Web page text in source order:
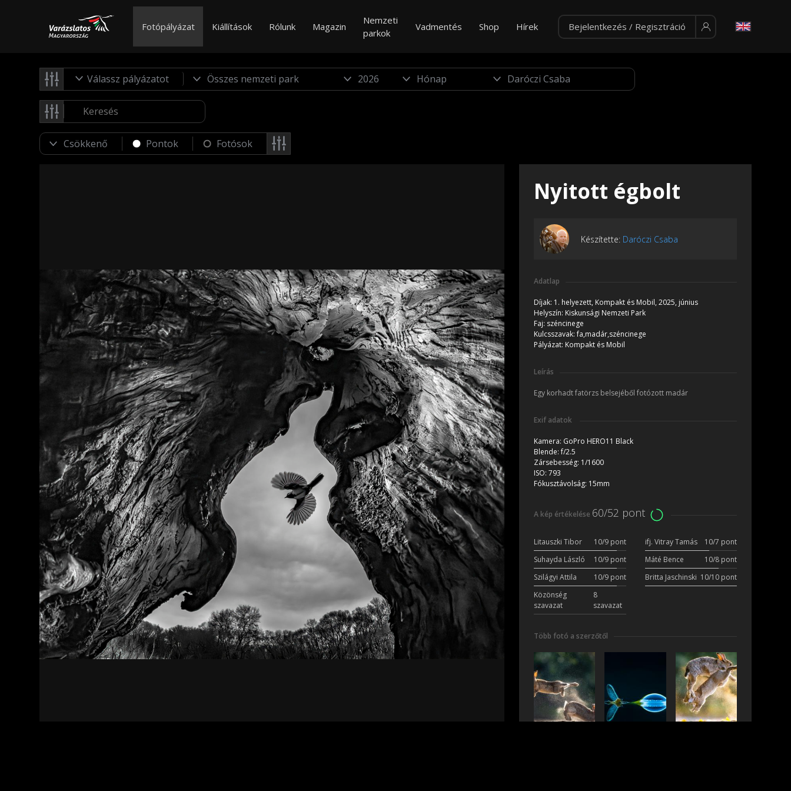
Fotópályázat Kiállítások Rólunk Magazin
Nemzeti
parkok
Vadmentés Shop Hírek Bejelentkezés / Regisztráció
Válassz pályázatot
Pontok Fotósok
Nyitott égbolt
Készítette: Daróczi Csaba
Adatlap
Díjak: 1. helyezett, Kompakt és Mobil, 2025, június
Helyszín: Kiskunsági Nemzeti Park
Faj: széncinege
Kulcsszavak:fa,madár,széncinege
Pályázat: Kompakt és Mobil
Leírás
Egy korhadt fatörzs belsejéből fotózott madár
Exif adatok
Kamera: GoPro HERO11 Black
Blende:f/2.5
Zársebesség: 1/1600
ISO: 793
Fókusztávolság: 15mm
A kép értékelése 60/52 pont
Litauszki Tibor 10/9 pont ifj. Vitray Tamás
10/7 pont
Suhayda László
10/9 pont Máté Bence
10/8 pont
Szilágyi Attila
10/9 pont Britta Jaschinski 10/10 pont
Közönség
szavazat
8
szavazat
Több fotó a szerzőtől